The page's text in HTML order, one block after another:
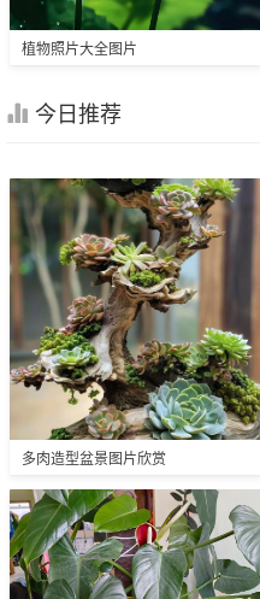
植物照片大全图片
今日推荐
多肉造型盆景图片欣赏